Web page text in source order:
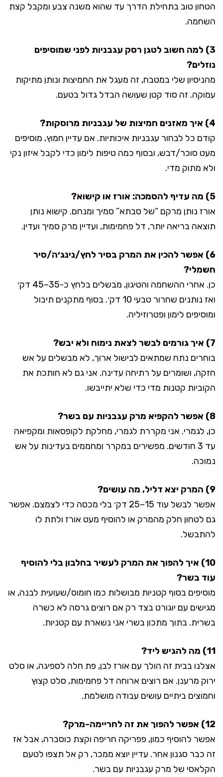
הטחון טוב בתחילת הדרך עד שהוא משנה צבע ומקבל קצת
השחמה.
3) למה חשוב לטגן רסק עגבניות לפני שמוסיפים
נוזלים?
מהניסיון שלי במטבח, זה מעגל את החמיצות ונותן מתיקות
עמוקה. זה סוד קטן שעושה הבדל גדול בטעם.
4) איך מאזנים חמיצות של עגבניות מרוסקות?
קודם כל לבחור עגבניות איכותיות. אם עדיין חמוץ, מוסיפים
מעט סוכר/דבש, ובסוף כמה טיפות לימון כדי לקבל איזון נקי
ולא מתוק מדי.
5) מה עדיף להסמכה: אורז או קישוא?
אורז נותן מרקם “של סבתא” סמיך ומנחם. קישוא נותן
תוצאה בריאה יותר, דל פחמימות, ועדיין מרק סמיך ועדין.
6) אפשר להכין את המרק בסיר לחץ/נינג׳ה/סיר
חשמלי?
כן. אחרי ההשחמה והטיגון, מבשלים בלחץ כ-35–45 דק׳
ואז נותנים שחרור טבעי 10 דק׳. בסוף מתקנים תיבול
ומוסיפים לימון ופטרוזיליה.
7) איך גורמים לבשר לצאת נימוח ולא יבש?
בוחרים נתח שמתאים לבישול ארוך, לא מבשלים על אש
חזקה, ושומרים על רתיחה עדינה. אני גם לא חותכת את
הקוביות קטנות מדי כדי שלא יתייבשו.
8) אפשר להקפיא מרק עגבניות עם בשר?
כן, לגמרי. אני מקררת לגמרי, מחלקת לקופסאות ומקפיאה
עד 3 חודשים. מפשירים במקרר ומחממים בעדינות על אש
נמוכה.
9) המרק יצא דליל, מה עושים?
אפשר לבשל עוד 15–25 דק׳ בלי מכסה כדי לצמצם. אפשר
גם לטחון חלק מהמרק או להוסיף מעט אורז ולתת לו
להתבשל.
10) איך להפוך את המרק לעשיר בחלבון בלי להוסיף
עוד בשר?
מוסיפים בסוף קטניות מבושלות כמו חומוס/שעועית לבנה, או
מגישים עם יוגורט בצד רק אם רוצים גרסה לא כשרה
בשרית. בתוך מתכון בשרי אני נשארת עם קטניות.
11) מה להגיש ליד?
אצלנו בבית זה הולך עם אורז לבן, פת חלה לספיגה, או סלט
ירוק מרענן. אם רוצים ארוחה דל פחמימות, סלט קצוץ
וחמוצים ביתיים עושים עבודה מושלמת.
12) אפשר להפוך את זה לחריימה-מרק?
אפשר להוסיף כמון, פפריקה חריפה וקצת כוסברה, אבל אז
זה כבר סגנון אחר. עדיין יוצא ממכר, רק אל תצפו לטעם
הקלאסי של מרק עגבניות עם בשר.